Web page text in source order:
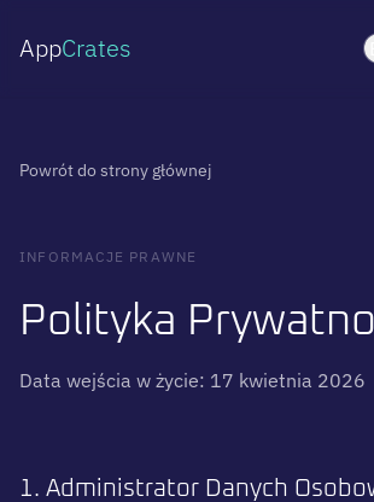
AppCrates
Powrót do strony głównej
INFORMACJE PRAWNE
Polityka
Data wejścia w życie: 17 kwietnia 2026
1. Administrator Danych